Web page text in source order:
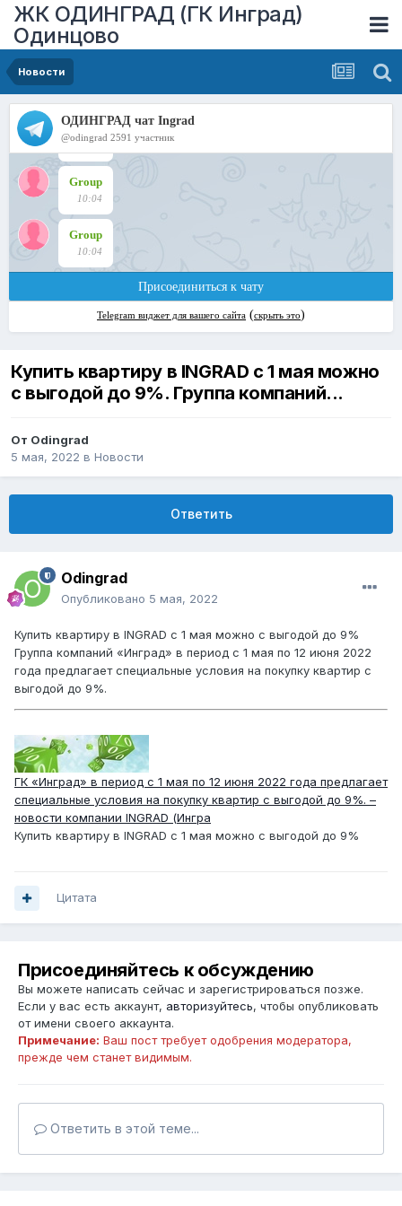
ЖК ОДИНГРАД (ГК Инград)
Одинцово
Новости
Купить квартиру в INGRAD с 1 мая можно
с выгодой до 9%. Группа компаний...
От Odingrad
5 мая, 2022 в Новости
Ответить
Odingrad
Опубликовано 5 мая, 2022
Купить квартиру в INGRAD с 1 мая можно с выгодой до 9%
Группа компаний «Инград» в период с 1 мая по 12 июня 2022
года предлагает специальные условия на покупку квартир с
выгодой до 9%.
ГК «Инград» в период с 1 мая по 12 июня 2022 года предлагает
специальные условия на покупку квартир с выгодой до 9%. –
новости компании INGRAD (Ингра
Купить квартиру в INGRAD с 1 мая можно с выгодой до 9%
Цитата
Присоединяйтесь к обсуждению
Вы можете написать сейчас и зарегистрироваться позже.
Если у вас есть аккаунт, авторизуйтесь, чтобы опубликовать
от имени своего аккаунта.
Примечание: Ваш пост требует одобрения модератора,
прежде чем станет видимым.
Ответить в этой теме...